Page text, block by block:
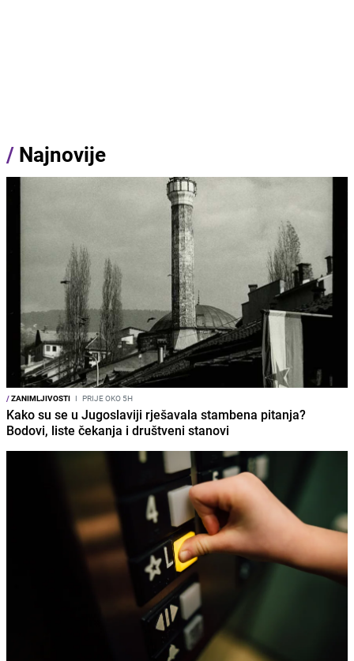
/ Najnovije
/ZANIMLJIVOSTI I PRIJE OKO 5H
Kako su se u Jugoslaviji rješavala stambena pitanja?
Bodovi, liste čekanja i društveni stanovi